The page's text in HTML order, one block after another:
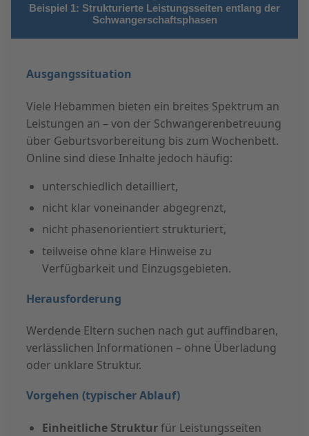
Beispiel 1: Strukturierte Leistungsseiten entlang der
Schwangerschaftsphasen
Ausgangssituation
Viele Hebammen bieten ein breites Spektrum an
Leistungen an – von der Schwangerenbetreuung
über Geburtsvorbereitung bis zum Wochenbett.
Online sind diese Inhalte jedoch häufig:
unterschiedlich detailliert,
nicht klar voneinander abgegrenzt,
nicht phasenorientiert strukturiert,
teilweise ohne klare Hinweise zu
Verfügbarkeit und Einzugsgebieten.
Herausforderung
Werdende Eltern suchen nach gut auffindbaren,
verlässlichen Informationen – ohne Überladung
oder unklare Struktur.
Vorgehen (typischer Ablauf)
Einheitliche Strukturfür Leistungsseiten